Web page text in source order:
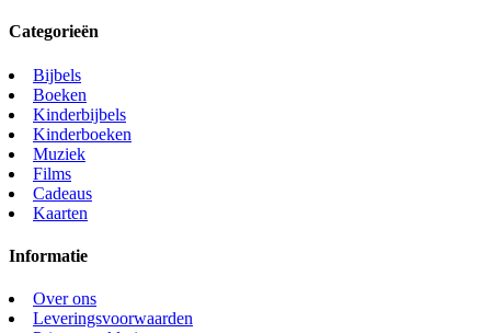
Categorieën
Bijbels
Boeken
Kinderbijbels
Kinderboeken
Muziek
Films
Cadeaus
Kaarten
Informatie
Over ons
Leveringsvoorwaarden